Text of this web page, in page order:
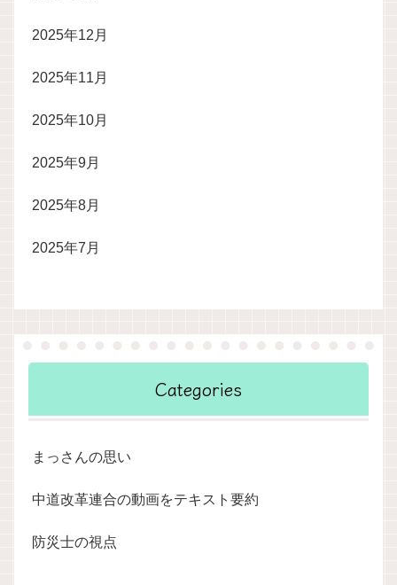
2025年12月
2025年11月
2025年10月
2025年9月
2025年8月
2025年7月
Categories
まっさんの思い
中道改革連合の動画をテキスト要約
防災士の視点